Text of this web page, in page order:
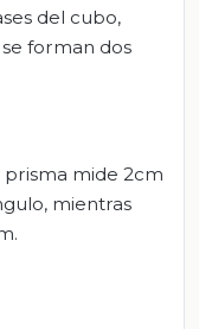
del cubo,
forman dos
mide 2cm
mientras